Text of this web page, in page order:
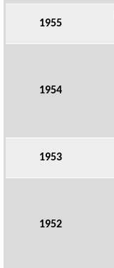
1955
1954
1953
1952